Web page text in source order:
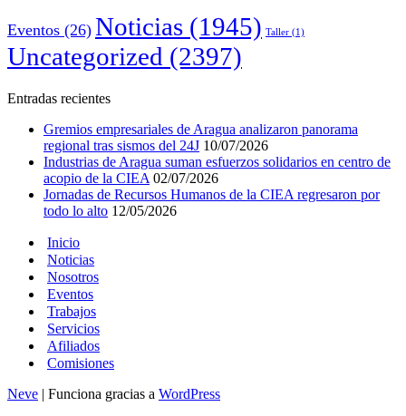
Eventos (26) Noticias (1945) Taller (1)
Uncategorized (2397)
Entradas recientes
Gremios empresariales de Aragua analizaron panorama
regional tras sismos del 24J 10/07/2026
Industrias de Aragua suman esfuerzos solidarios en centro de
acopio de la CIEA 02/07/2026
Jornadas de Recursos Humanos de la CIEA regresaron por
todo lo alto 12/05/2026
Inicio
Noticias
Nosotros
Eventos
Trabajos
Servicios
Afiliados
Comisiones
Neve | Funciona gracias a WordPress